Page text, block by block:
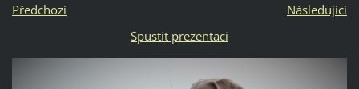
Předchozí
Následující
Spustit prezentaci